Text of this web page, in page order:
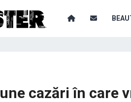
cazări în care